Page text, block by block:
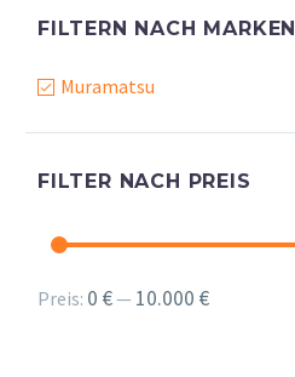
FILTERN NACH MARKEN
Muramatsu
FILTER NACH PREIS
Min.
Max.
Preis: 0 €— 10.000 €